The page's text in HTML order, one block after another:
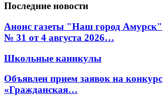
Последние новости
Анонс газеты "Наш город Амурск"
№ 31 от 4 августа 2026…
Школьные каникулы
Объявлен прием заявок на конкурс
«Гражданская…